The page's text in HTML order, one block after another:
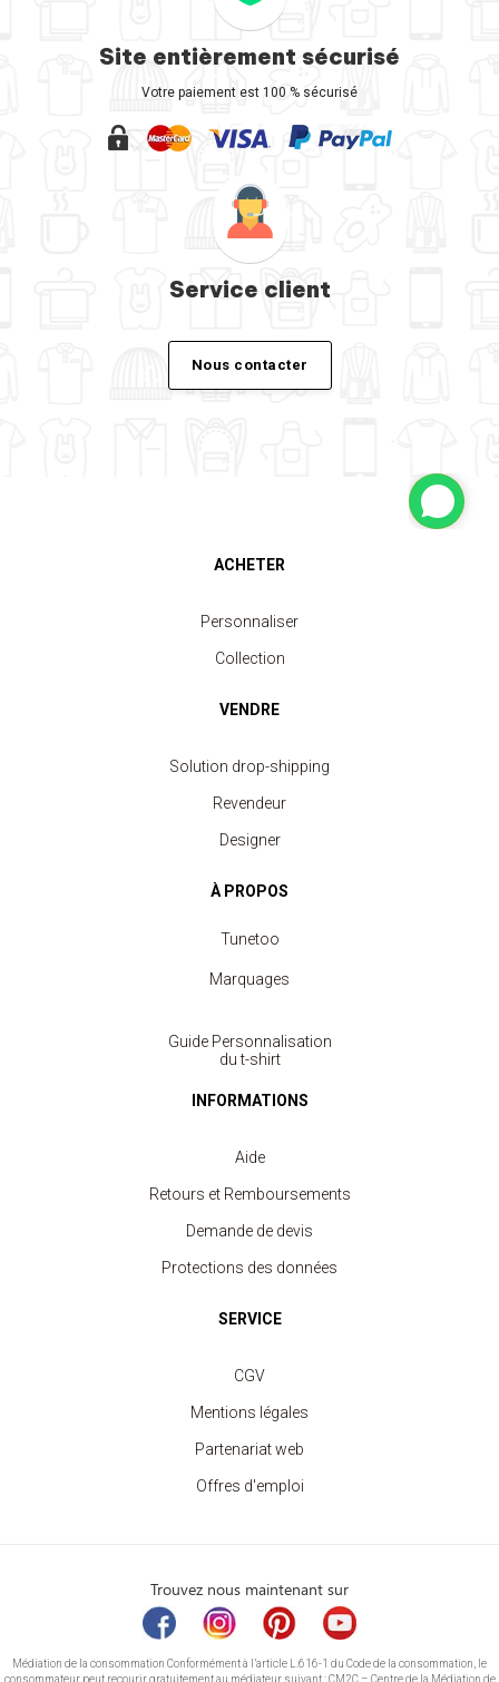
Site entièrement sécurisé
Votre paiement est 100 % sécurisé
Service client
Nous contacter
ACHETER
Personnaliser
Collection
VENDRE
Solution drop-shipping
Revendeur
Designer
À PROPOS
Tunetoo
Marquages
Guide Personnalisation
du t-shirt
INFORMATIONS
Aide
Retours et Remboursements
Demande de devis
Protections des données
SERVICE
CGV
Mentions légales
Partenariat web
Offres d'emploi
Trouvez nous maintenant sur
Médiation de la consommation Conformément à l’article L.616-1 du Code de la consommation, le
consommateur peut recourir gratuitement au médiateur suivant : CM2C – Centre de la Médiation de